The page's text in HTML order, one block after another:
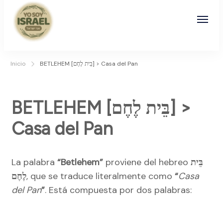
"La suma de tu palabra, es verdad"
Inicio BETLEHEM [בֵּית לֶחֶם] > Casa del Pan
BETLEHEM [בֵּית לֶחֶם] >
Casa del Pan
La palabra “Betlehem” proviene del hebreo בֵּית
לֶחֶם, que se traduce literalmente como “Casa
del Pan”. Está compuesta por dos palabras: